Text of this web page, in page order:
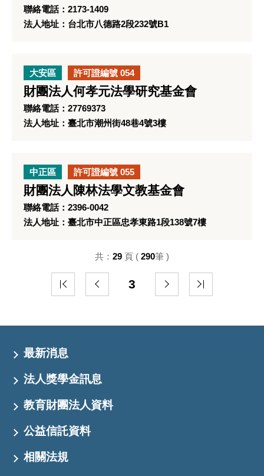
聯絡電話：2173-1409
法人地址：台北市八德路2段232號B1
大安區 許可證編號 054
財團法人何孝元法學研究基金會
聯絡電話：27769373
法人地址：臺北市潮州街48巷4號3樓
中正區 許可證編號 055
財團法人陳林法學文教基金會
聯絡電話：2396-0042
法人地址：臺北市中正區忠孝東路1段138號7樓
3
共： 29 頁 ( 290筆 )
最新消息
法人獎學金訊息
教育財團法人資料
公益信託資料
相關法規